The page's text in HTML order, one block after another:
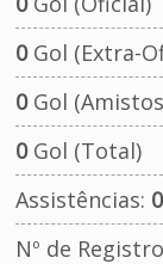
0Gol (Extra-
0Gol
0Gol (Total)
Assistências: 0
Nº de